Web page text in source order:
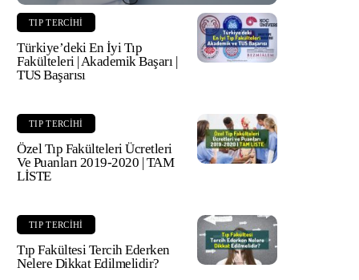
TIP TERCIHI
Türkiye’deki En İyi Tıp
Fakülteleri | Akademik Başarı |
TUS Başarısı
TIP TERCIHI
Özel Tıp Fakülteleri Ücretleri
Ve Puanları 2019-2020 | TAM
LİSTE
TIP TERCIHI
Tıp Fakültesi Tercih Ederken
Nelere Dikkat Edilmelidir?